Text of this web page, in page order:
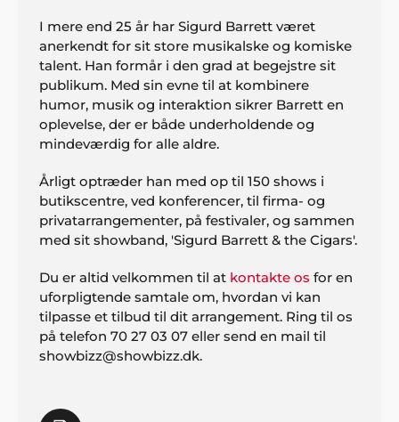
I mere end 25 år har Sigurd Barrett været
anerkendt for sit store musikalske og komiske
talent. Han formår i den grad at begejstre sit
publikum. Med sin evne til at kombinere
humor, musik og interaktion sikrer Barrett en
oplevelse, der er både underholdende og
mindeværdig for alle aldre.
Årligt optræder han med op til 150 shows i
butikscentre, ved konferencer, til firma- og
privatarrangementer, på festivaler, og sammen
med sit showband, 'Sigurd Barrett & the Cigars'.
Du er altid velkommen til at kontakte os for en
uforpligtende samtale om, hvordan vi kan
tilpasse et tilbud til dit arrangement. Ring til os
på telefon 70 27 03 07 eller send en mail til
showbizz@showbizz.dk.